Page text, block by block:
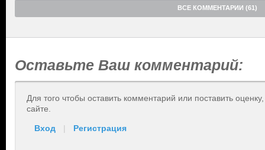
ВСЕ КОММЕНТАРИИ (61)
Оставьте Ваш комментарий:
Для того чтобы оставить комментарий или поставить
сайте.
Вход | Регистрация